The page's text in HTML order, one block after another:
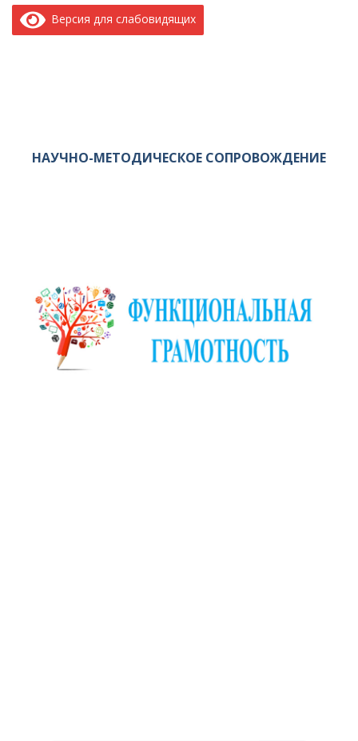
Версия для слабовидящих
НАУЧНО-МЕТОДИЧЕСКОЕ СОПРОВОЖДЕНИЕ